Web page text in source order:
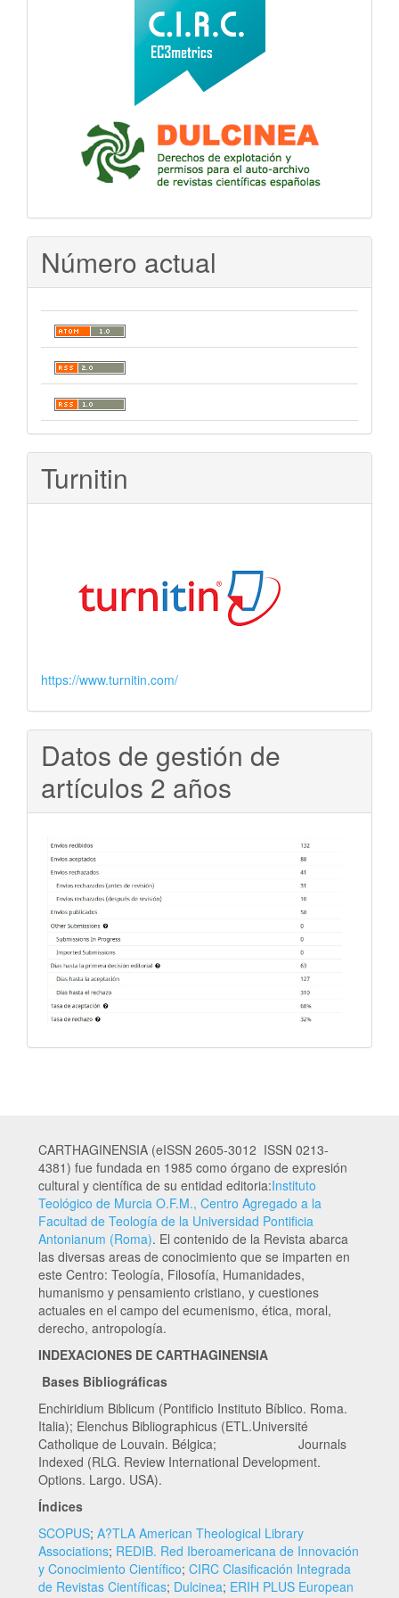
Número actual
Turnitin
https://www.turnitin.com/
Datos de gestión de
artículos 2 años
CARTHAGINENSIA (eISSN 2605-3012 ISSN 0213-
4381) fue fundada en 1985 como órgano de expresión
cultural y científica de su entidad editoria:Instituto
Teológico de Murcia O.F.M., Centro Agregado a la
Facultad de Teología de la Universidad Pontificia
Antonianum (Roma). El contenido de la Revista abarca
las diversas areas de conocimiento que se imparten en
este Centro: Teología, Filosofía, Humanidades,
humanismo y pensamiento cristiano, y cuestiones
actuales en el campo del ecumenismo, ética, moral,
derecho, antropología.
INDEXACIONES DE CARTHAGINENSIA
Bases Bibliográficas
Enchiridium Biblicum (Pontificio Instituto Bíblico. Roma.
Italia); Elenchus Bibliographicus (ETL.Université
Catholique de Louvain. Bélgica; Journals
Indexed (RLG. Review International Development.
Options. Largo. USA).
Índices
SCOPUS; A?TLA American Theological Library
Associations; REDIB. Red Iberoamericana de Innovación
y Conocimiento Científico; CIRC Clasificación Integrada
de Revistas Científicas; Dulcinea; ERIH PLUS European